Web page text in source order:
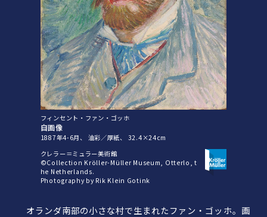
フィンセント・ファン・ゴッホ
自画像
1887年4-6月、 油彩／厚紙、
32.4×24cm
クレラー＝ミュラー美術館
©Collection Kröller-Müller Museum, Otterlo, t
he Netherlands.
Photography by Rik Klein Gotink
オランダ南部の小さな村で生まれたファン・ゴッホ。画